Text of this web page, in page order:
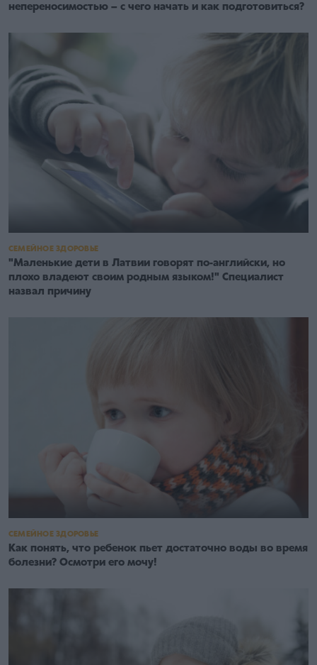
непереносимостью – с чего начать и как подготовиться?
СЕМЕЙНОЕ ЗДОРОВЬЕ
"Маленькие дети в Латвии говорят по-английски, но
плохо владеют своим родным языком!" Специалист
назвал причину
СЕМЕЙНОЕ ЗДОРОВЬЕ
Как понять, что ребенок пьет достаточно воды во время
болезни? Oсмотри его мочу!